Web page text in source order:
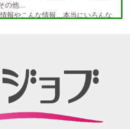
60代歓迎
の他...
報やこんな情報…本当にいろんな
あの広告求人情報から意味深長な
もただ眺めてるだけ、という通り
とkhaosな情報たちを掲載する場所
様の要望を実現、もっと広く発信